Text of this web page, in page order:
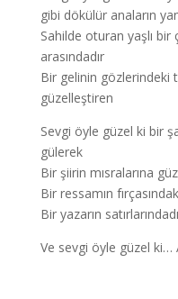
gibi dökülür anaların
Sahilde oturan yaşlı
arasındadır
Bir gelinin gözlerindeki
güzelleştiren
Sevgi öyle güzel ki bir
gülerek
Bir şiirin mısralarına
Bir ressamın
Bir yazarın
Ve sevgi öyle güzel ki…